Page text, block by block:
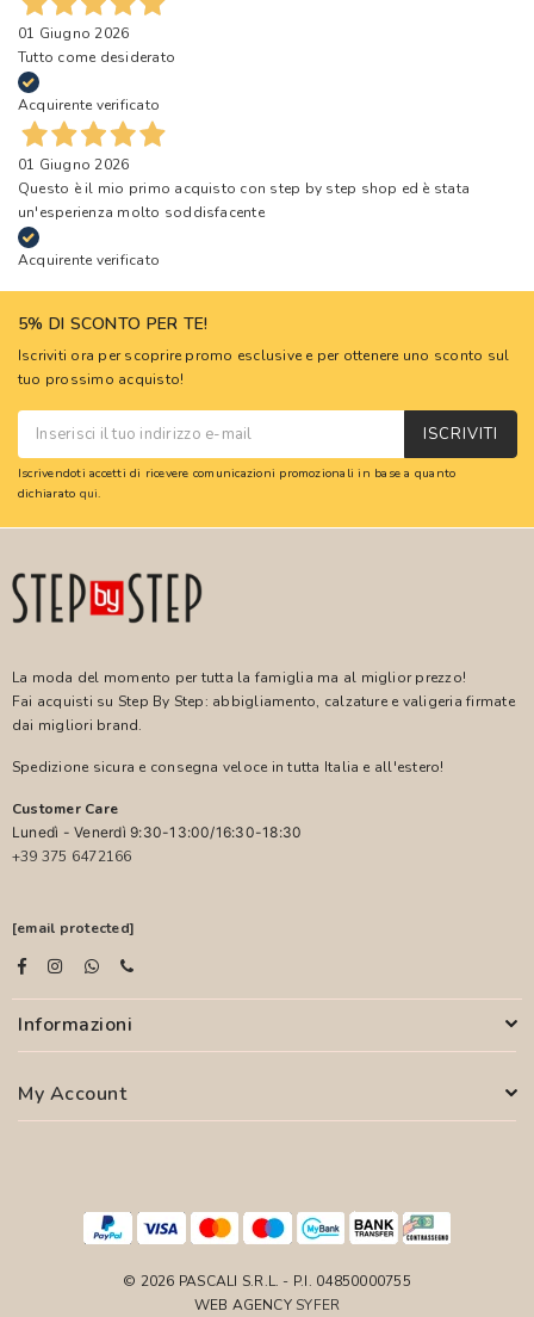
01 Giugno 2026
Tutto come desiderato
Acquirente verificato
01 Giugno 2026
Questo è il mio primo acquisto con step by step shop ed è stata
un'esperienza molto soddisfacente
Acquirente verificato
5% DI SCONTO PER TE!
Iscriviti ora per scoprire promo esclusive e per ottenere uno sconto sul
tuo prossimo acquisto!
ISCRIVITI
Iscrivendoti accetti di ricevere comunicazioni promozionali in base a quanto
dichiarato qui.
La moda del momento per tutta la famiglia ma al miglior prezzo!
Fai acquisti su Step By Step: abbigliamento, calzature e valigeria firmate
dai migliori brand.
Spedizione sicura e consegna veloce in tutta Italia e all'estero!
Customer Care
Lunedì - Venerdì 9:30-13:00/16:30-18:30
+39 375 6472166
[email protected]
Informazioni
My Account
© 2026 PASCALI S.R.L. - P.I. 04850000755
WEB AGENCY SYFER